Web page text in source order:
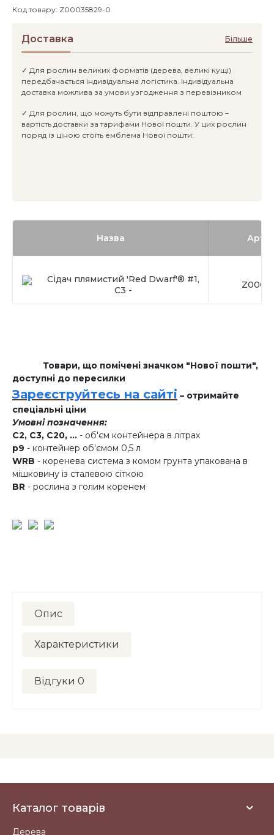
Код товару: Z00035829-0
Доставка Більше
✓ Для рослин великих форматів (дерева, великі кущі)
передбачається індивідуальна логістика. Індивідуальна
доставка можлива за умови узгодження з перевізником
✓ Для рослин, що можуть бути відправлені поштою –
вартість доставки за тарифами Нової пошти. У цих рослин
поряд із ціною стоїть емблема Нової пошти:
Назва
Сідач плямистий 'Red Dwarf'® #1,
C3 -
Товари, що помічені значком "Нової пошти",
доступні до пересилки
Зареєструйтесь на сайті – отримайте
спеціальні ціни
Умовні позначення:
C2, C3, C20, ... - об'єм контейнера в літрах
p9 - контейнер об'ємом 0,5 л
WRB - коренева система з комом грунта упакована в
мішковину із сталевою сіткою
BR - рослина з голим коренем
Опис
Характеристики
Відгуки 0
Каталог товарів
Дерева